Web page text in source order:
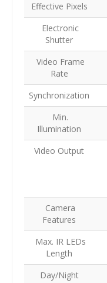
Effective Pixels
Electronic
Shutter
Video Frame
Rate
Synchronization
Min.
Illumination
Video Output
Camera
Features
Max. IR LEDs
Length
Day/Night